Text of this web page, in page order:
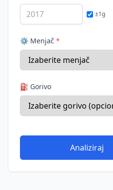
±1g
⚙️ Menjač *
⛽ Gorivo
Analiziraj